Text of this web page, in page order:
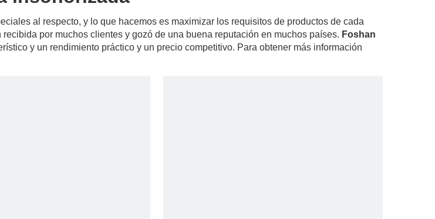
al respecto, y lo que hacemos es maximizar los requisitos de productos de cada
recibida por muchos clientes y gozó de una buena reputación en muchos países. Foshan
y un rendimiento práctico y un precio competitivo. Para obtener más información